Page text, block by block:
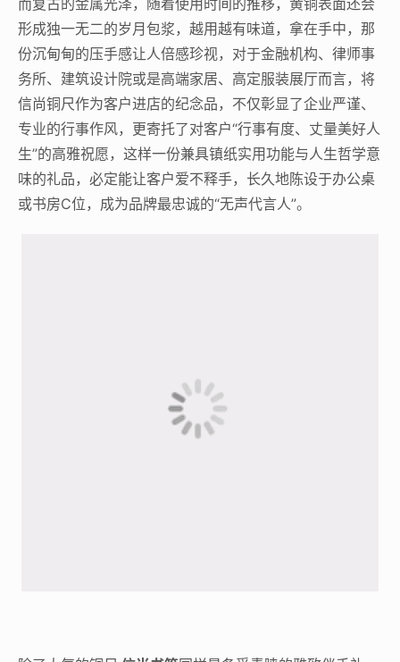
形成独一无二的岁月包浆，越用越有味道，拿在手中，那
份沉甸甸的压手感让人倍感珍视，对于金融机构、律师事
务所、建筑设计院或是高端家居、高定服装展厅而言，将
信尚铜尺作为客户进店的纪念品，不仅彰显了企业严谨、
专业的行事作风，更寄托了对客户“行事有度、丈量美好人
生”的高雅祝愿，这样一份兼具镇纸实用功能与人生哲学意
味的礼品，必定能让客户爱不释手，长久地陈设于办公桌
或书房C位，成为品牌最忠诚的“无声代言人”。